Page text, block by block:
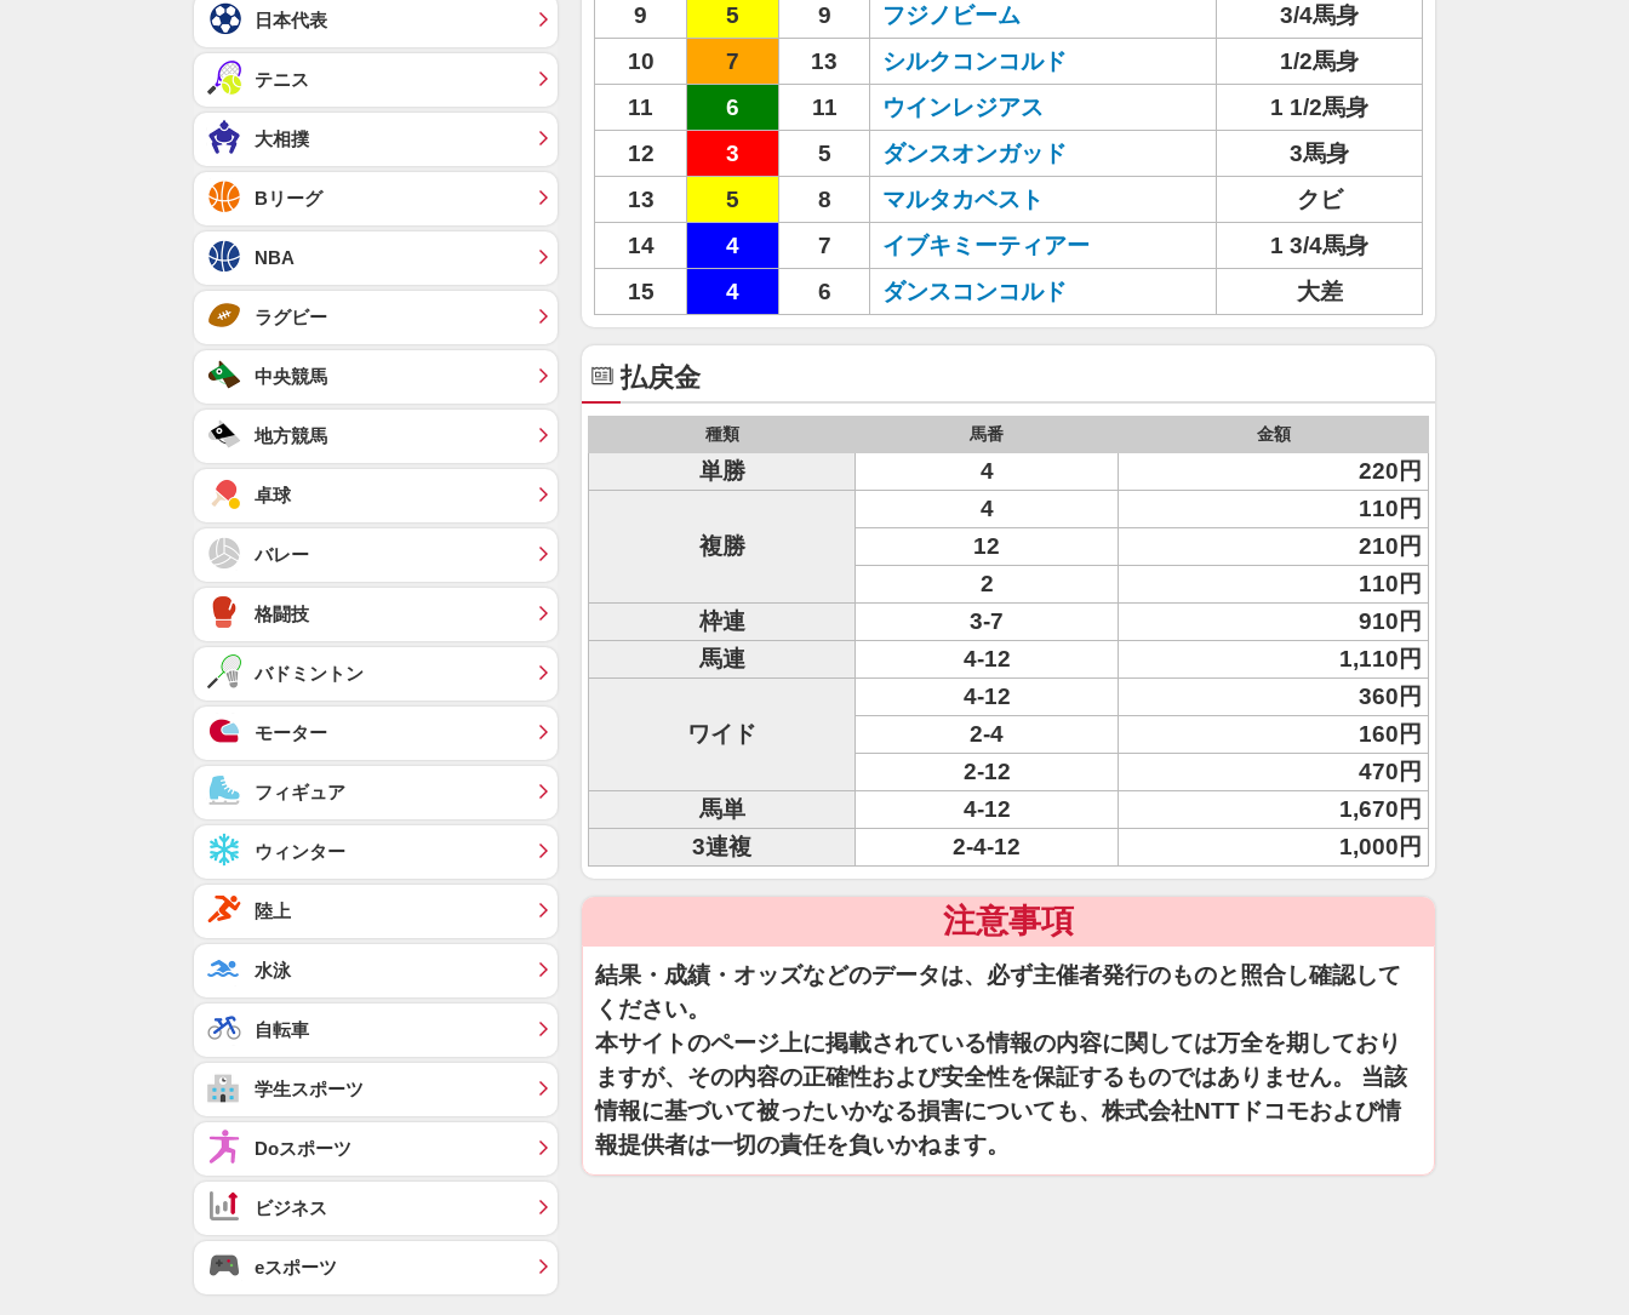
9
5 9 フジノビーム
3/4馬身
10
7 13 シルクコンコルド
1/2馬身
11
6 11 ウインレジアス
1 1/2馬身
12
3 5 ダンスオンガッド
3馬身
13
5 8 マルタカベスト
クビ
14
4 7 イブキミーティアー
1 3/4馬身
15
4 6 ダンスコンコルド 大差
払戻金
種類 馬番 金額
単勝 4 220円
複勝
4
110円
12
210円
2
110円
枠連
3-7
910円
馬連
4-12 1,110円
ワイド
4-12
360円
2-4
160円
2-12
470円
馬単
4-12
1,670円
3連複
2-4-12 1,000円
注意事項
結果・成績・オッズなどのデータは、必ず主催者発行のものと照合し確認して
ください。
本サイトのページ上に掲載されている情報の内容に関しては万全を期しており
ますが、その内容の正確性および安全性を保証するものではありません。 当該
情報に基づいて被ったいかなる損害についても、株式会社NTTドコモおよび情
報提供者は一切の責任を負いかねます。
日本代表
テニス
大相撲
Bリーグ
NBA
ラグビー
中央競馬
地方競馬
卓球
バレー
格闘技
バドミントン
モーター
フィギュア
ウィンター
陸上
水泳
自転車
学生スポーツ
Doスポーツ
ビジネス
eスポーツ